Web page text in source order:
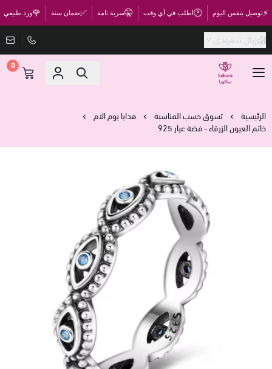
⚡توصيل بنفس اليوم 🕐اطلب في أي وقت 🤫سرية تامة ✅ضمان سنة 🌹ورد طبيعي
ريال سعودي
متجر ساكورا
0
الرئيسية تسوق حسب المناسبة
هدايا يوم الام
خاتم العيون الزرقاء - فضة عيار 925